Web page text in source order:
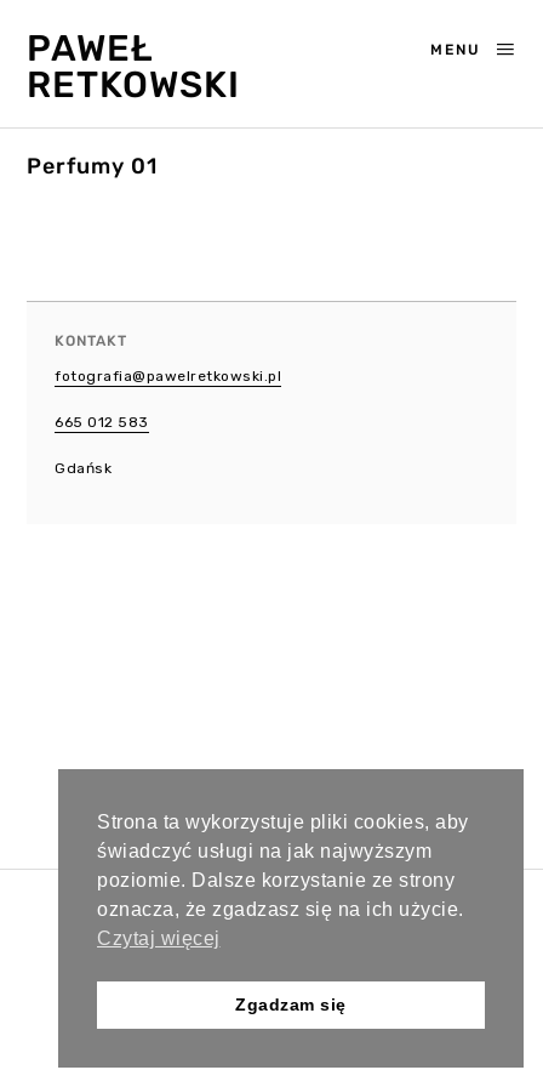
PAWEŁ
RETKOWSKI
MENU
Perfumy 01
KONTAKT
fotografia@pawelretkowski.pl
665 012 583
Gdańsk
Copyright © 2024 Paweł Retkowski Studio. Wszystkie prawa
Strona ta wykorzystuje pliki cookies, aby
świadczyć usługi na jak najwyższym
poziomie. Dalsze korzystanie ze strony
oznacza, że zgadzasz się na ich użycie.
Czytaj więcej
Zgadzam się